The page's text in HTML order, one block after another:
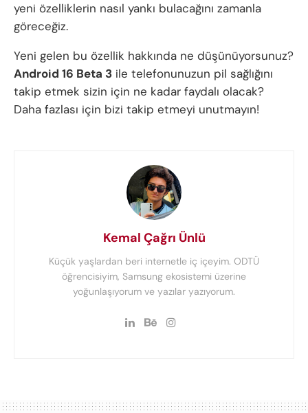
yeni özelliklerin nasıl yankı bulacağını zamanla
göreceğiz.
Yeni gelen bu özellik hakkında ne düşünüyorsunuz?
Android 16 Beta 3 ile telefonunuzun pil sağlığını
takip etmek sizin için ne kadar faydalı olacak?
Daha fazlası için bizi takip etmeyi unutmayın!
Kemal Çağrı Ünlü
Küçük yaşlardan beri internetle iç içeyim. ODTÜ
öğrencisiyim, Samsung ekosistemi üzerine
yoğunlaşıyorum ve yazılar yazıyorum.